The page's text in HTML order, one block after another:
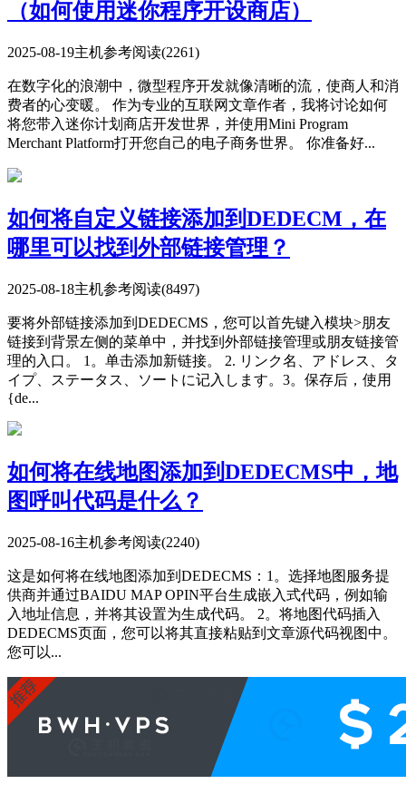
（如何使用迷你程序开设商店）
2025-08-19主机参考阅读(2261)
在数字化的浪潮中，微型程序开发就像清晰的流，使商人和消
费者的心变暖。 作为专业的互联网文章作者，我将讨论如何
将您带入迷你计划商店开发世界，并使用Mini Program
Merchant Platform打开您自己的电子商务世界。 你准备好...
如何将自定义链接添加到DEDECM，在
哪里可以找到外部链接管理？
2025-08-18主机参考阅读(8497)
要将外部链接添加到DEDECMS，您可以首先键入模块>朋友
链接到背景左侧的菜单中，并找到外部链接管理或朋友链接管
理的入口。 1。单击添加新链接。 2. リンク名、アドレス、タ
イプ、ステータス、ソートに记入します。3。保存后，使用
{de...
如何将在线地图添加到DEDECMS中，地
图呼叫代码是什么？
2025-08-16主机参考阅读(2240)
这是如何将在线地图添加到DEDECMS：1。选择地图服务提
供商并通过BAIDU MAP OPIN平台生成嵌入式代码，例如输
入地址信息，并将其设置为生成代码。 2。将地图代码插入
DEDECMS页面，您可以将其直接粘贴到文章源代码视图中。
您可以...